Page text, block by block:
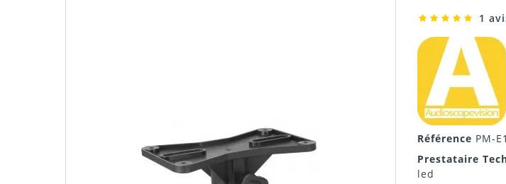
1
Référence PM-E1
Prestataire
led